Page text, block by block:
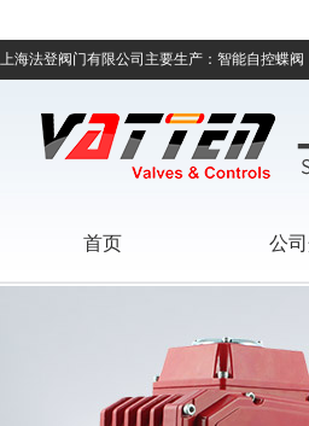
上海法登阀门有限公司主要生产：智能自控蝶
首页 公